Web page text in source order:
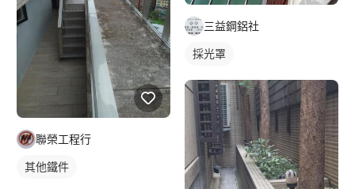
聯榮工程行
其他鐵件
三益鋼鋁社
採光罩